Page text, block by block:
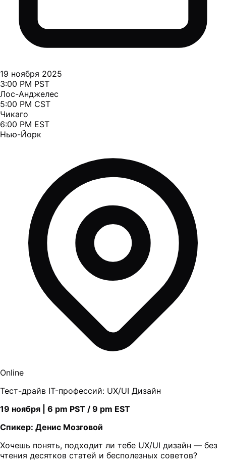
19 ноября 2025
3:00 PM PST
Лос-Анджелес
5:00 PM CST
Чикаго
6:00 PM EST
Нью-Йорк
Online
Тест-драйв IT-профессий: UX/UI Дизайн
19 ноября | 6 pm PST / 9 pm EST
Спикер: Денис Мозговой
Хочешь понять, подходит ли тебе UX/UI дизайн — без
чтения десятков статей и бесполезных советов?